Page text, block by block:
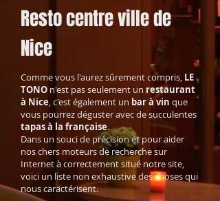
Resto centre ville de
Nice
Comme vous l'aurez sûrement compris, LE
TONO n'est pas seulement un restaurant
à Nice, c'est également un bar à vin que
vous pourrez déguster avec de succulentes
tapas à la française.
Dans un souci de précision et pour aider
nos chers moteurs de recherche sur
Internet à correctement situé notre site,
voici un liste non exhaustive des choses qui
nous caractérisent.